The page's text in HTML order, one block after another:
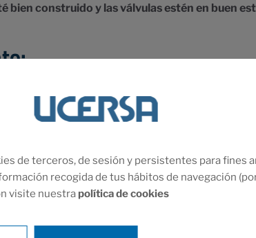
bien construido y las válvulas estén en buen
de aire comprimido para satisfacer las
es crucial para mantener una
se encuentra en la entrada del compresor y su
de terceros, de sesión y persistentes para fines
recogida de tus hábitos de navegación
visite nuestra política de cookies